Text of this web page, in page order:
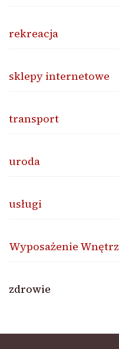
rekreacja
sklepy internetowe
transport
uroda
usługi
Wyposażenie Wnętrz
zdrowie